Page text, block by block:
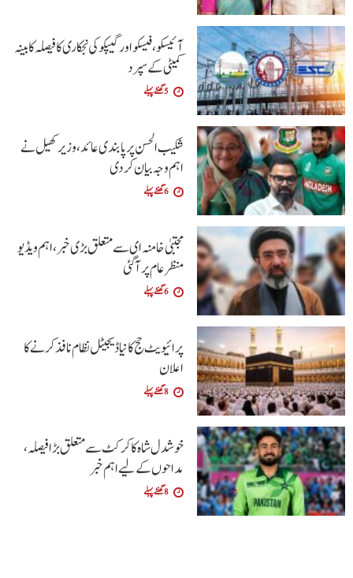
آئیسکو، فیسکو اور گیپکو کی نجکاری کا فیصلہ کابینہ
کمیٹی کے سپرد
5 گھنٹے پہلے
شکیب الحسن پر پابندی عائد، وزیر کھیل نے
اہم وجہ بیان کر دی
6 گھنٹے پہلے
مجتبیٰ خامنہ ای سے متعلق بڑی خبر، اہم ویڈیو
منظرعام پر آگئی
6 گھنٹے پہلے
پرائیویٹ حج کا نیا ڈیجیٹل نظام نافذ کرنے کا
اعلان
8 گھنٹے پہلے
خوشدل شاہ کا کرکٹ سے متعلق بڑا فیصلہ،
مداحوں کے لیے اہم خبر
8 گھنٹے پہلے